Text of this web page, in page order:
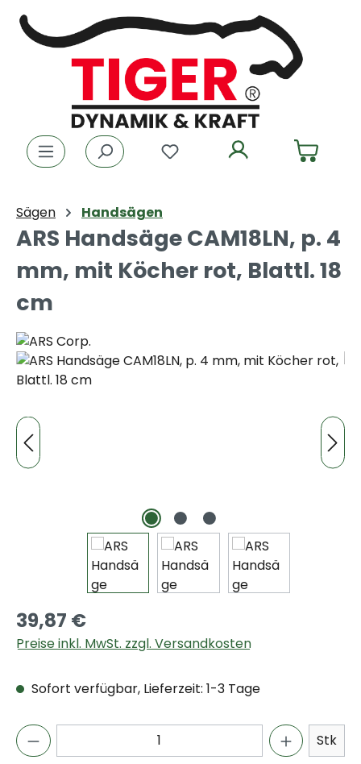
Zum Hauptinhalt springen
Du hast 0 Produkte auf
Sägen Handsägen
ARS Handsäge CAM18LN, p. 4
mm, mit Köcher rot, Blattl. 18
cm
Bildergalerie überspringen
39,87 €
Preise inkl. MwSt. zzgl. Versandkosten
Sofort verfügbar, Lieferzeit: 1-3 Tage
Stk